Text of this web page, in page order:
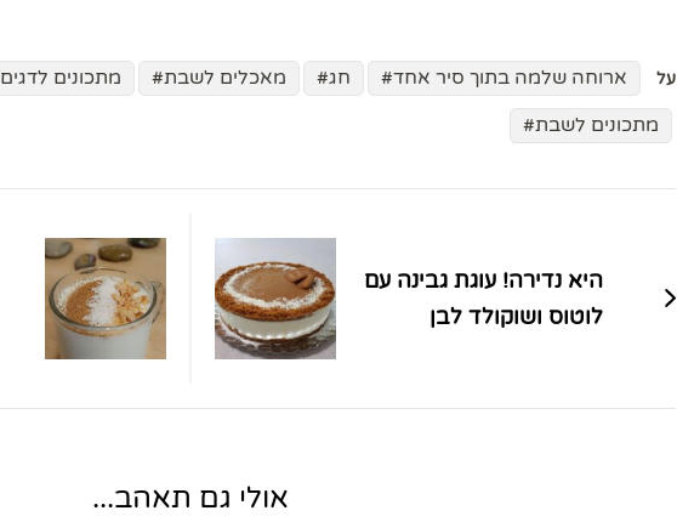
על ארוחה שלמה בתוך סיר אחד חג מאכלים לשבת מתכונים לדגים
מתכונים לשבת
היא נדירה! עוגת גבינה עם
לוטוס ושוקולד לבן
אולי גם תאהב...